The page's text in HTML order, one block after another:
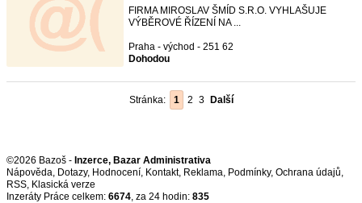
FIRMA MIROSLAV ŠMÍD S.R.O. VYHLAŠUJE
VÝBĚROVÉ ŘÍZENÍ NA ...
Praha - východ - 251 62
Dohodou
Stránka: 1 2 3 Další
©2026 Bazoš - Inzerce, Bazar Administrativa
Nápověda, Dotazy, Hodnocení, Kontakt, Reklama, Podmínky, Ochrana údajů,
RSS,
Inzeráty Práce celkem: 6674, za 24 hodin: 835